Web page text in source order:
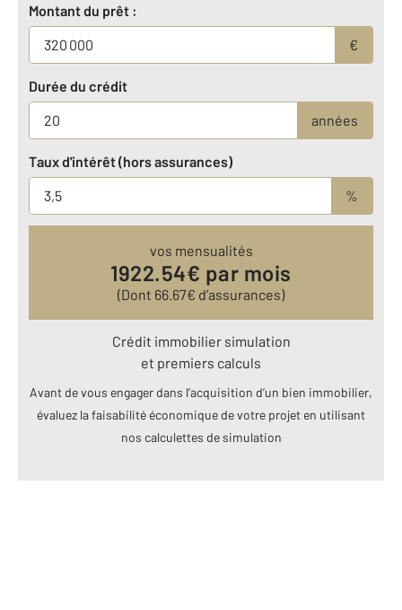
Montant du prêt :
€
Durée du crédit
années
Taux d'intérêt (hors assurances)
%
vos mensualités
1922.54€ par mois
(Dont 66.67€ d’assurances)
Crédit immobilier simulation
et premiers calculs
Avant de vous engager dans l’acquisition d’un bien immobilier,
évaluez la faisabilité économique de votre projet en utilisant
nos calculettes de simulation